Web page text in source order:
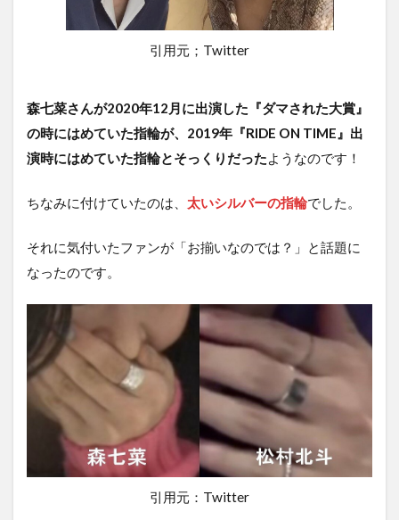
引用元；Twitter
森七菜さんが2020年12月に出演した『ダマされた大賞』
の時にはめていた指輪が、2019年『RIDE ON TIME』出
演時にはめていた指輪とそっくりだったようなのです！
ちなみに付けていたのは、 太いシルバーの指輪でした。
それに気付いたファンが「お揃いなのでは？」と話題に
なったのです。
引用元：Twitter